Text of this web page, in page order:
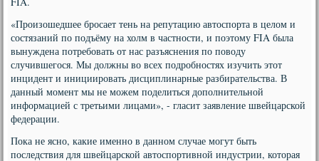
«Произошедшее бросает тень на репутацию автоспорта в целом и
состязаний по подъёму на холм в частности, и поэтому FIA была
вынуждена потребовать от нас разъяснения по поводу
случившегося. Мы должны во всех подробностях изучить этот
инцидент и инициировать дисциплинарные разбирательства. В
данный момент мы не можем поделиться дополнительной
информацией с третьими лицами», - гласит заявление швейцарской
федерации.
Пока не ясно, какие именно в данном случае могут быть
последствия для швейцарской автоспортивной индустрии, которая